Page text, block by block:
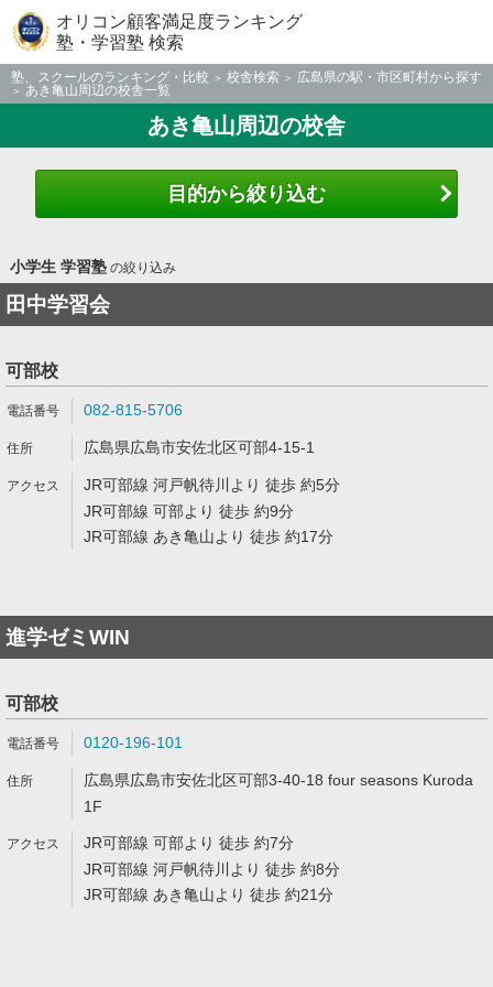
オリコン顧客満足度ランキング
塾・学習塾 検索
塾、スクールのランキング・比較 校舎検索
広島県の駅・市区町村から探す
あき亀山周辺の校舎一覧
あき亀山周辺の校舎
目的から絞り込む
小学生 学習塾の絞り込み
田中学習会
可部校
082-815-5706
広島県広島市安佐北区可部4-15-1
JR可部線 河戸帆待川より 徒歩 約5分
JR可部線 可部より 徒歩 約9分
JR可部線 あき亀山より 徒歩 約17分
進学ゼミWIN
可部校
0120-196-101
広島県広島市安佐北区可部3-40-18 four seasons Kuroda
1F
JR可部線 可部より 徒歩 約7分
JR可部線 河戸帆待川より 徒歩 約8分
JR可部線 あき亀山より 徒歩 約21分